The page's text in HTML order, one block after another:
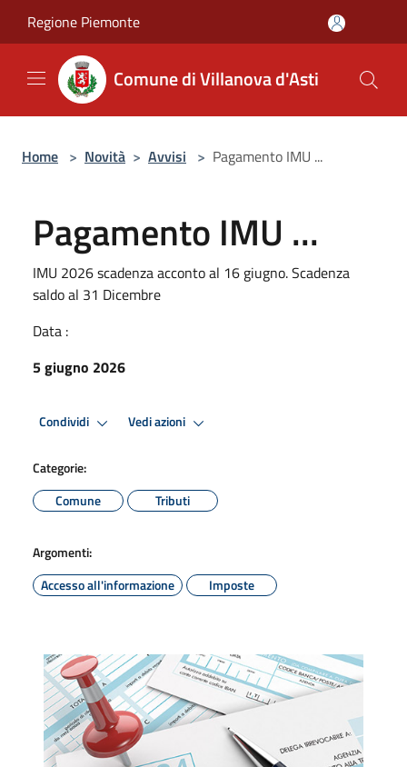
Regione Piemonte
Comune di Villanova d'Asti
Home > Novità > Avvisi > Pagamento IMU ...
Pagamento IMU ...
IMU 2026 scadenza acconto al 16 giugno. Scadenza
saldo al 31 Dicembre
Data :
5 giugno 2026
Condividi Vedi azioni
Categorie:
Comune
Tributi
Argomenti:
Accesso all'informazione
Imposte